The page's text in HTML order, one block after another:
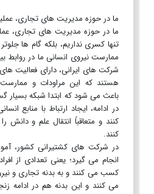
ما در حوزه مدیریت های تجاری،
ما در حوزه مدیریت های تجاری،
تنها کسری نداریم، بلکه گام ها
ممارست نیروی انسانی ما در روابط
شرکت های ایرانی، دارای فعالیت
هستند که این مراودات و
باعث می شود که ابتدا شبکه بسیار
در ادامه، ایجاد ارتباط با منابع
کنند و متعاقباً انتقال علم و
کنند.
در شرکت های کشتیرانی کشور،
انجام می گیرد؛ یعنی تعدادی از
کسب می کنند و به بدنه تجاری و
می کنند و این بدنه هم در ادامه